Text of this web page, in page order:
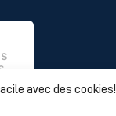
avec des cookies!